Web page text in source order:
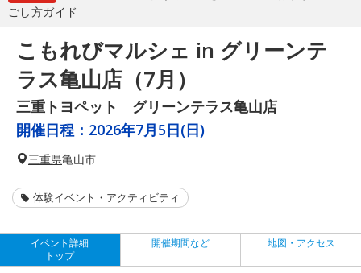
ごし方ガイド
こもれびマルシェ in グリーンテ
ラス亀山店（7月）
三重トヨペット グリーンテラス亀山店
開催日程： 2026年7月5日(日)
三重県亀山市
体験イベント・アクティビティ
イベント詳細
トップ
開催期間など 地図・アクセス